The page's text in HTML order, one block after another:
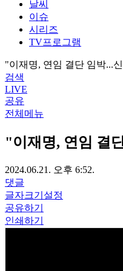
날씨
이슈
시리즈
TV프로그램
"이재명, 연임 결단 임박...
검색
LIVE
공유
전체메뉴
"이재명, 연임 결
2024.06.21. 오후 6:52.
댓글
글자크기설정
공유하기
인쇄하기